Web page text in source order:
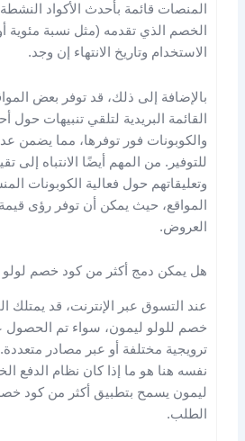
المنصات قائمة بأحدث الأكواد
الخصم الذي تقدمه (مثل نسبة مئوية
الاستخدام وتاريخ الانتهاء إن وجد.
بالإضافة إلى ذلك، قد توفر بعض
القائمة البريدية لتلقي تنبيهات
والكوبونات فور توفرها، مما يضمن
للتوفير. من المهم أيضًا الانتباه إلى
وتعليقاتهم حول فعالية الكوبونات
المواقع، حيث يمكن أن توفر رؤى
العروض.
هل يمكن دمج أكثر من كود خصم لولو
عند التسوق عبر الإنترنت، قد يمتلك
خصم للولو ليمون، سواء تم الحصول
ترويجية مختلفة أو عبر مصادر
نفسه هنا هو ما إذا كان نظام الدفع
ليمون يسمح بتطبيق أكثر من كود
الطلب.